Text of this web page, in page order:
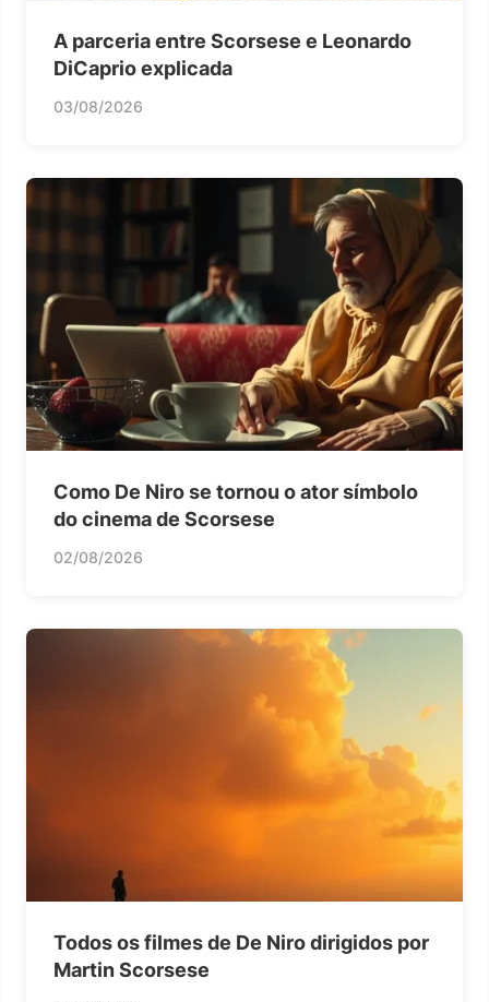
A parceria entre Scorsese e Leonardo
DiCaprio explicada
03/08/2026
Como De Niro se tornou o ator símbolo
do cinema de Scorsese
02/08/2026
Todos os filmes de De Niro dirigidos por
Martin Scorsese